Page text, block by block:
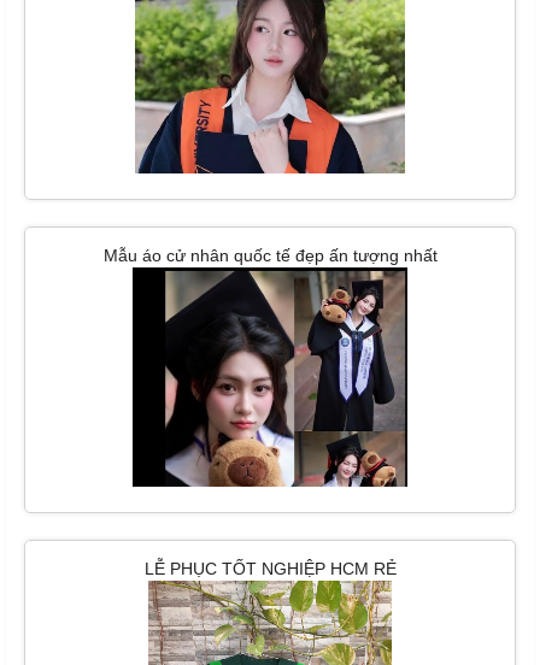
Mẫu áo cử nhân quốc tế đẹp ấn tượng nhất
LỄ PHỤC TỐT NGHIỆP HCM RẺ